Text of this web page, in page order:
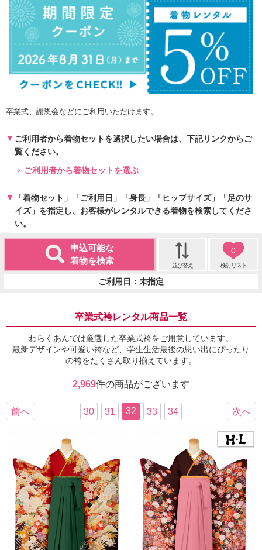
卒業式、謝恩会などにご利用いただけます。
ご利用者から着物セットを選択したい場合は、下記リンクからご
覧ください。
ご利用者から着物セットを選ぶ
「着物セット」「ご利用日」「身長」「ヒップサイズ」「足のサ
イズ」を指定し、お客様がレンタルできる着物を検索してくださ
い。
申込可能な
着物を検索
並び替え
0
検討リスト
ご利用日：未指定
卒業式袴レンタル商品一覧
わらくあんでは厳選した卒業式袴をご用意しています。
最新デザインや可愛い袴など、学生生活最後の思い出にぴったり
の袴をたくさん取り揃えています。
2,969件の商品がございます
前へ 30 31 32 33 34 次へ